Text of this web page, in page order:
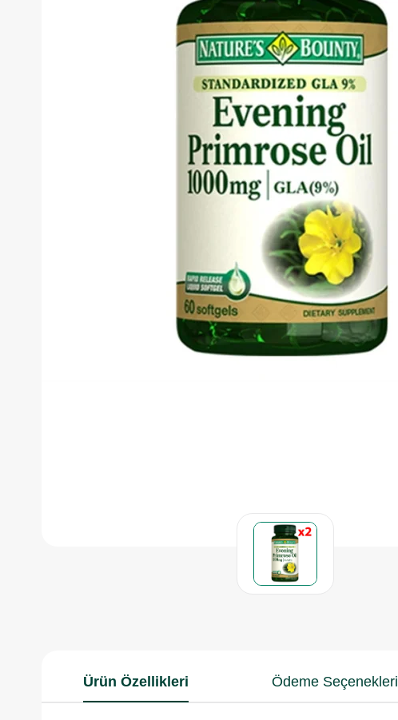
Ürün Özellikleri Ödeme Seçenekleri